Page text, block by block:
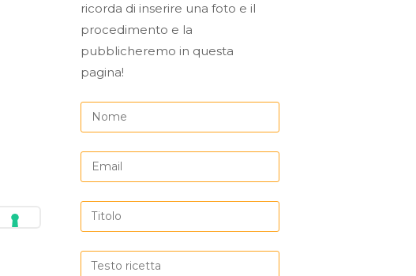
ricorda di inserire una foto e il
procedimento e la
pubblicheremo in questa
pagina!